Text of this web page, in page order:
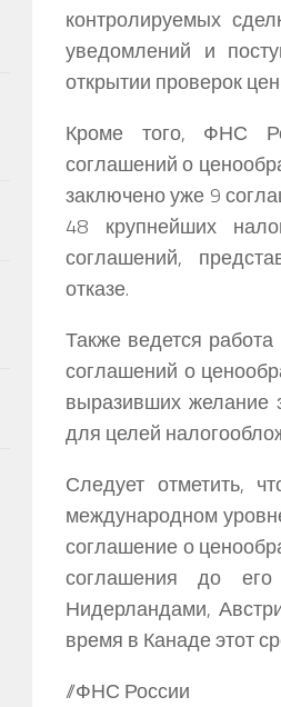
контролируемых
уведомлений и
открытии проверок
Кроме того, ФНС
соглашений о
заключено уже 9
48 крупнейших
соглашений,
отказе.
Также ведется
соглашений о
выразивших желание
для целей
Следует отметить,
международном
соглашение о
соглашения до
Нидерландами,
время в Канаде этот
//ФНС России